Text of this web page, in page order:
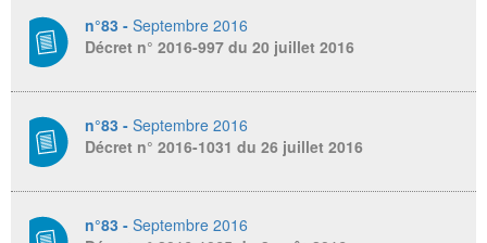
n°83 - Septembre 2016
Décret n° 2016-997 du 20 juillet 2016
n°83 - Septembre 2016
Décret n° 2016-1031 du 26 juillet 2016
n°83 - Septembre 2016